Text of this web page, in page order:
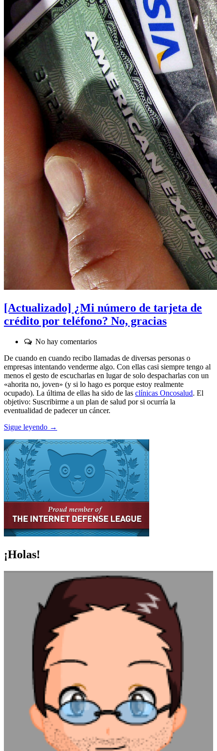
[Actualizado] ¿Mi número de tarjeta de
crédito por teléfono? No, gracias
Comentarios:
No hay comentarios
De cuando en cuando recibo llamadas de diversas personas o
empresas intentando venderme algo. Con ellas casi siempre tengo al
menos el gesto de escucharlas en lugar de solo despacharlas con un
«ahorita no, joven» (y si lo hago es porque estoy realmente
ocupado). La última de ellas ha sido de las clínicas Oncosalud. El
objetivo: Suscribirme a un plan de salud por si ocurría la
eventualidad de padecer un cáncer.
Sigue leyendo →
¡Holas!